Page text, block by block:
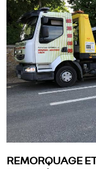
REMORQUAGE